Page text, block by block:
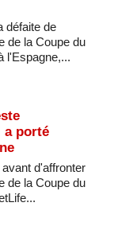
défaite de
de la Coupe du
l'Espagne,...
a porté
d'affronter
de la Coupe du